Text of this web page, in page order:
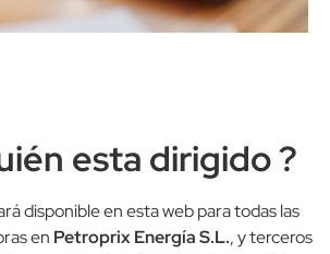
esta dirigido ?
disponible en esta web para todas las
en Petroprix Energía S.L., y terceros